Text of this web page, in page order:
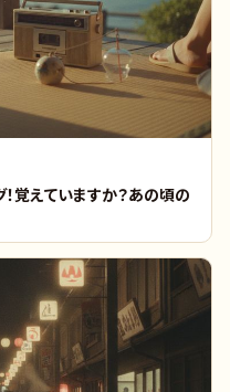
覚えていますか？あの頃の